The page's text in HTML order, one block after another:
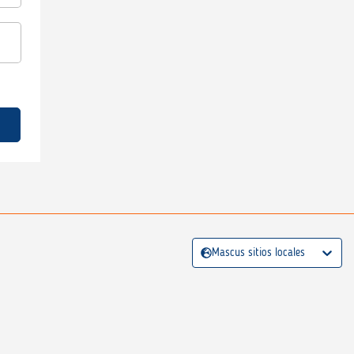
Mascus sitios locales